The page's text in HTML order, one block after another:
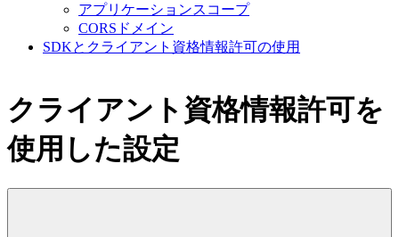
アプリケーションスコープ
CORSドメイン
SDKとクライアント資格情報許可の使用
クライアント資格情報許可を
使用した設定